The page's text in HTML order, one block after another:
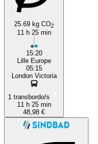
25.69 kg CO2
11 h 25 min
15:20
Lille Europe
05:15
London Victoria
1 transbordo/s
11 h 25 min
48,98 €